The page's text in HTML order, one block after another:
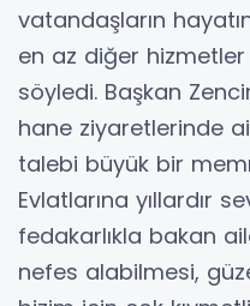
vatandaşların
en az diğer
söyledi. Başkan
hane ziyaretlerinde
talebi büyük bir
Evlatlarına yıllardır
fedakarlıkla bakan
nefes alabilmesi,